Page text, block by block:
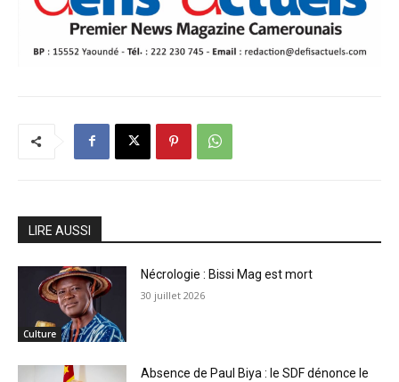
LIRE AUSSI
Culture
Nécrologie : Bissi Mag est mort
30 juillet 2026
Absence de Paul Biya : le SDF dénonce le